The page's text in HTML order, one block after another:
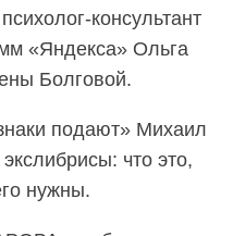
консультант
«Яндекса» Ольга
Болговой.
подают» Михаил
что это,
нужны.